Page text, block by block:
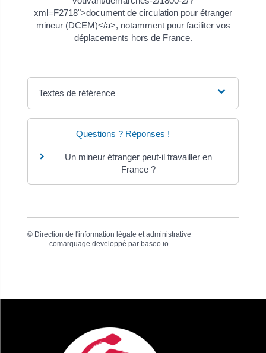
xml=F2718">document de circulation pour étranger
mineur (DCEM)</a>, notamment pour faciliter vos
déplacements hors de France.
Textes de référence
Questions ? Réponses !
Un mineur étranger peut-il travailler en
France ?
© Direction de l'information légale et administrative
comarquage developpé parbaseo.io